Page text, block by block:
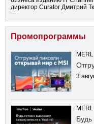
директор Curator Дмитрий
Промопрограммы
3
Будь